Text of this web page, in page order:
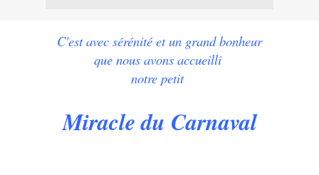
C'est avec sérénité et un grand bonheur
que nous avons accueilli
notre petit
Miracle du Carnaval